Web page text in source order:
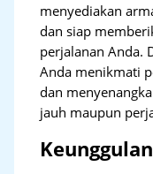
menyediakan
dan siap
perjalanan Anda.
Anda menikmati
dan
jauh maupun